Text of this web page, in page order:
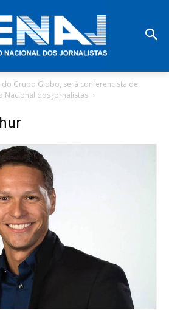
do Grupo Globo, será conferencista de
Nacional dos Jornalistas